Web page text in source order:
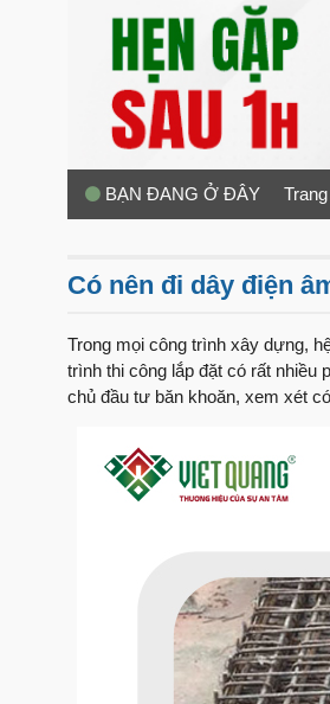
BẠN ĐANG Ở ĐÂY
Có nên đi dây điện
Trong mọi công trình xây dựng,
trình thi công lắp đặt có rất nhiều
chủ đầu tư băn khoăn, xem xét